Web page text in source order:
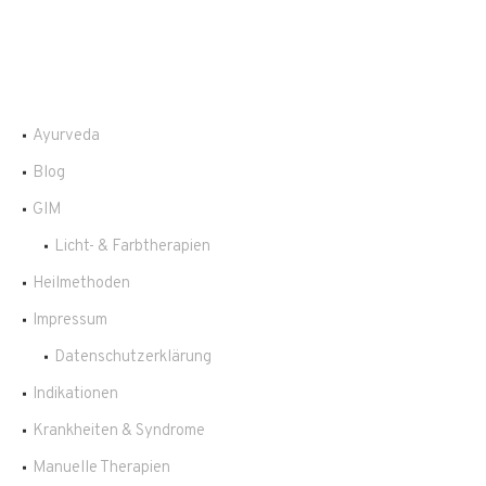
Ayurveda
Blog
GIM
Licht- & Farbtherapien
Heilmethoden
Impressum
Datenschutzerklärung
Indikationen
Krankheiten & Syndrome
Manuelle Therapien